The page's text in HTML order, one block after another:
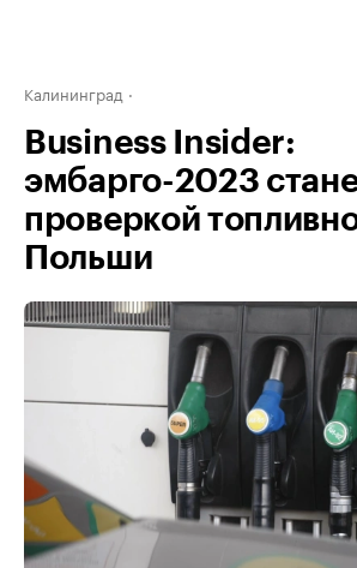
Калининград
Business Insider:
эмбарго-2023
проверкой
Польши